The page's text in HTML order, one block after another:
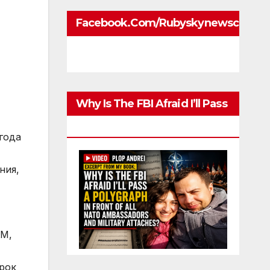
Facebook.com/rubyskynewscom
Why Is The FBI Afraid I’ll Pass